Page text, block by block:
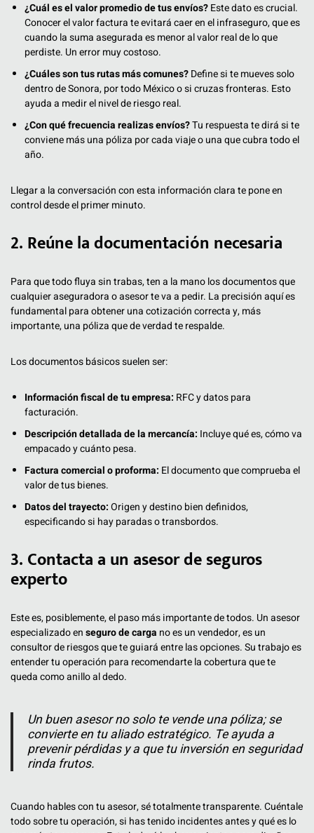
¿Cuál es el valor promedio de tus envíos?Este dato es crucial.
Conocer el valor factura te evitará caer en el infraseguro, que es
cuando la suma asegurada es menor al valor real de lo que
perdiste. Un error muy costoso.
¿Cuáles son tus rutas más comunes?Define si te mueves solo
dentro de Sonora, por todo México o si cruzas fronteras. Esto
ayuda a medir el nivel de riesgo real.
¿Con qué frecuencia realizas envíos?Tu respuesta te dirá si te
conviene más una póliza por cada viaje o una que cubra todo el
año.
Llegar a la conversación con esta información clara te pone en
control desde el primer minuto.
2. Reúne la documentación necesaria
Para que todo fluya sin trabas, ten a la mano los documentos que
cualquier aseguradora o asesor te va a pedir. La precisión aquí es
fundamental para obtener una cotización correcta y, más
importante, una póliza que de verdad te respalde.
Los documentos básicos suelen ser:
Información fiscal de tu empresa: RFC y datos para
facturación.
Descripción detallada de la mercancía: Incluye qué es, cómo va
empacado y cuánto pesa.
Factura comercial o proforma: El documento que comprueba el
valor de tus bienes.
Datos del trayecto:Origen y destino bien definidos,
especificando si hay paradas o transbordos.
3. Contacta a un asesor de seguros
experto
Este es, posiblemente, el paso más importante de todos. Un asesor
especializado enseguro de carga no es un vendedor, es un
consultor de riesgos que te guiará entre las opciones. Su trabajo es
entender tu operación para recomendarte la cobertura que te
queda como anillo al dedo.
Un buen asesor no solo te vende una póliza; se
convierte en tu aliado estratégico. Te ayuda a
prevenir pérdidas y a que tu inversión en seguridad
rinda frutos.
Cuando hables con tu asesor, sé totalmente transparente. Cuéntale
todo sobre tu operación, si has tenido incidentes antes y qué es lo